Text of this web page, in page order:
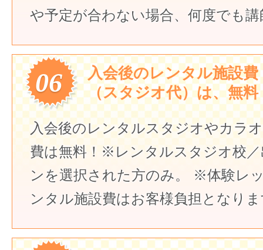
や予定が合わない場合、何度でも
06
入会後のレンタル施設費
（スタジオ代）は、無料
入会後のレンタルスタジオやカラ
費は無料！ ※レンタルスタジオ校
ンを選択された方のみ。
※体験レ
ンタル施設費はお客様負担となり